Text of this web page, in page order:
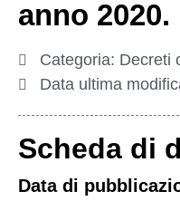
anno 2020.
Categoria: Decreti
Data ultima
Scheda di
Data di